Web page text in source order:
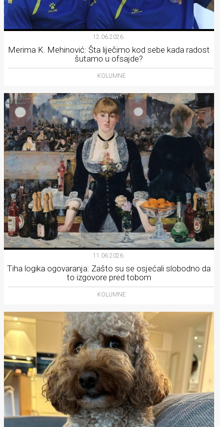
12.06.2026.
Merima K. Mehinović: Šta liječimo kod sebe kada radost
šutamo u ofsajde?
KOLUMNE
11.06.2026.
Tiha logika ogovaranja: Zašto su se osjećali slobodno da
to izgovore pred tobom
KOLUMNE